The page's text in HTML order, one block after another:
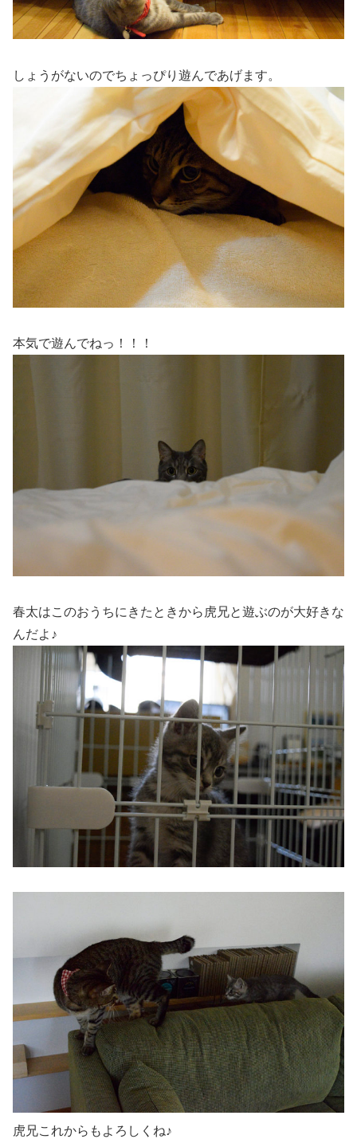
しょうがないのでちょっぴり遊んであげます。
本気で遊んでねっ！！！
春太はこのおうちにきたときから虎兄と遊ぶのが大好きな
んだよ♪
虎兄これからもよろしくね♪